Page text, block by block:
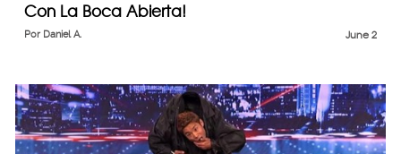
Con La Boca Abierta!
June 2
Por Daniel A.